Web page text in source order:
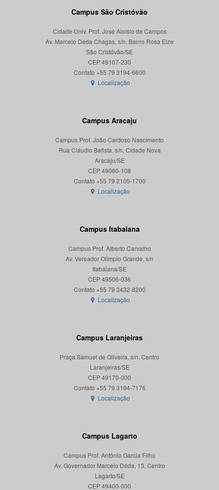
Campus São Cristóvão
Cidade Univ. Prof. José Aloísio de Campos
Av. Marcelo Deda Chagas, s/n, Bairro Rosa Elze
São Cristóvão/SE
CEP 49107-230
Localização
Campus Aracaju
Campus Prof. João Cardoso Nascimento
Rua Cláudio Batista, s/n, Cidade Nova
Aracaju/SE
CEP 49060-108
Localização
Campus Itabaiana
Campus Prof. Alberto Carvalho
Av. Vereador Olímpio Grande, s/n
Itabaiana/SE
CEP 49506-036
Localização
Campus Laranjeiras
Praça Samuel de Oliveira, s/n, Centro
Laranjeiras/SE
CEP 49170-000
Localização
Campus Lagarto
Campus Prof. Antônio Garcia Filho
Av. Governador Marcelo Déda, 13, Centro
Lagarto/SE
CEP 49400-000